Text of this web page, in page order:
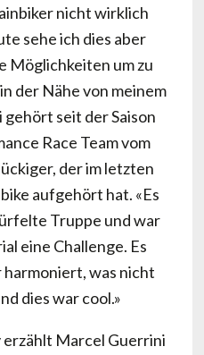
nicht wirklich
sehe ich dies aber
Möglichkeiten um zu
der Nähe von meinem
seit der Saison
Race Team vom
der im letzten
aufgehört hat. «Es
Truppe und war
eine Challenge. Es
harmoniert, was nicht
dies war cool.»
Marcel Guerrini